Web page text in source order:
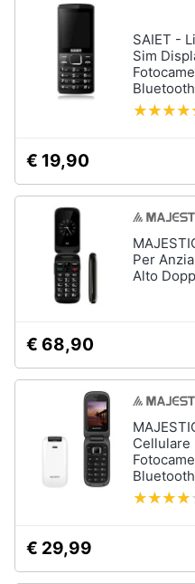
SAIET -
Sim
€ 19,90
Per
Alto
€ 68,90
Cellulare
€ 29,99